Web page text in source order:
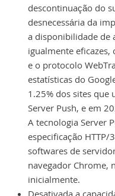
descontinuação do
desnecessária da
a disponibilidade de
igualmente eficazes,
e o protocolo
estatísticas do
1.25% dos sites que
Server Push, e em
A tecnologia Server
especificação
softwares de
navegador Chrome,
inicialmente.
Desativada a